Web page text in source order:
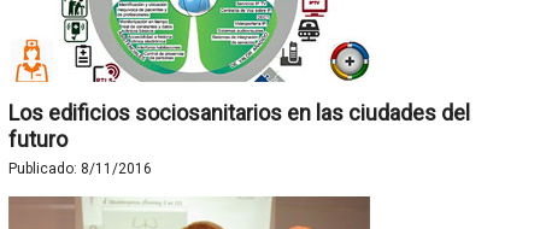
Los edificios sociosanitarios en las ciudades del
futuro
Publicado: 8/11/2016